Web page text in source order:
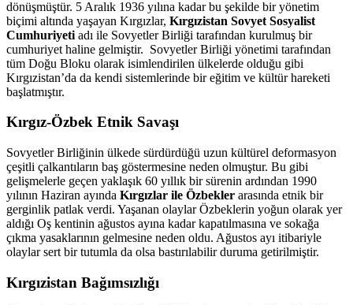
dönüşmüştür. 5 Aralık 1936 yılına kadar bu şekilde bir yönetim
biçimi altında yaşayan Kırgızlar, Kırgızistan Sovyet Sosyalist
Cumhuriyeti adı ile Sovyetler Birliği tarafından kurulmuş bir
cumhuriyet haline gelmiştir. Sovyetler Birliği yönetimi tarafından
tüm Doğu Bloku olarak isimlendirilen ülkelerde olduğu gibi
Kırgızistan’da da kendi sistemlerinde bir eğitim ve kültür hareketi
başlatmıştır.
Kırgız-Özbek Etnik Savaşı
Sovyetler Birliğinin ülkede sürdürdüğü uzun kültürel deformasyon
çeşitli çalkantıların baş göstermesine neden olmuştur. Bu gibi
gelişmelerle geçen yaklaşık 60 yıllık bir sürenin ardından 1990
yılının Haziran ayında Kırgızlar ile Özbekler arasında etnik bir
gerginlik patlak verdi. Yaşanan olaylar Özbeklerin yoğun olarak yer
aldığı Oş kentinin ağustos ayına kadar kapatılmasına ve sokağa
çıkma yasaklarının gelmesine neden oldu. Ağustos ayı itibariyle
olaylar sert bir tutumla da olsa bastırılabilir duruma getirilmiştir.
Kırgızistan Bağımsızlığı